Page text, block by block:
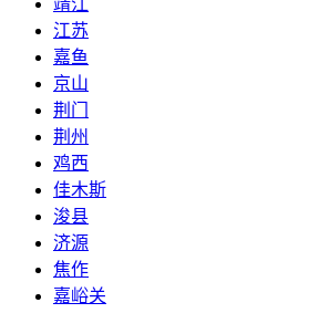
靖江
江苏
嘉鱼
京山
荆门
荆州
鸡西
佳木斯
浚县
济源
焦作
嘉峪关